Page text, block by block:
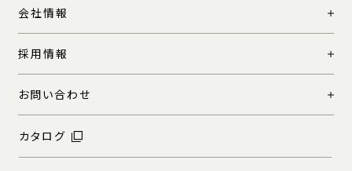
会社情報
採用情報
お問い合わせ
カタログ